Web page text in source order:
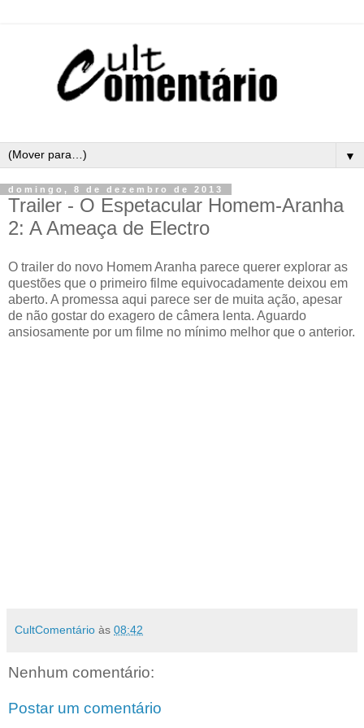
▼
domingo, 8 de dezembro de 2013
Trailer - O Espetacular Homem-Aranha
2: A Ameaça de Electro
O trailer do novo Homem Aranha parece querer explorar as
questões que o primeiro filme equivocadamente deixou em
aberto. A promessa aqui parece ser de muita ação, apesar
de não gostar do exagero de câmera lenta. Aguardo
ansiosamente por um filme no mínimo melhor que o anterior.
CultComentário às 08:42
Nenhum comentário:
Postar um comentário